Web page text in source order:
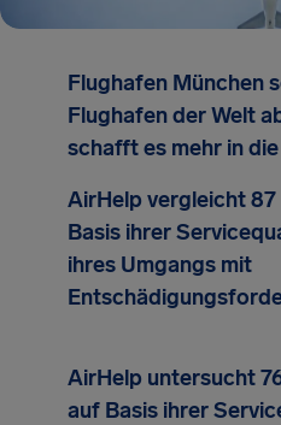
Flughafen München
Flughafen der Welt
schafft es mehr in die
AirHelp vergleicht
Basis ihrer
ihres Umgangs mit
AirHelp untersucht
auf Basis ihrer